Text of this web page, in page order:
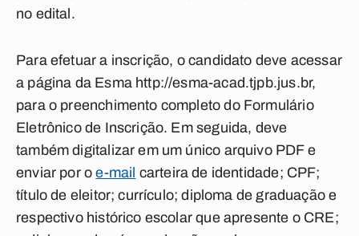
no edital.
Para efetuar a inscrição, o candidato deve acessar
a página da Esma http://esma-acad.tjpb.jus.br,
para o preenchimento completo do Formulário
Eletrônico de Inscrição. Em seguida, deve
também digitalizar em um único arquivo PDF e
enviar por oe-mail carteira de identidade; CPF;
título de eleitor; currículo; diploma de graduação e
respectivo histórico escolar que apresente o CRE;